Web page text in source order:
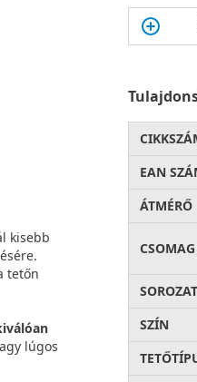
kisebb
tetőn
lúgos
EAN
ÁTMÉRŐ
SOROZAT
SZÍN